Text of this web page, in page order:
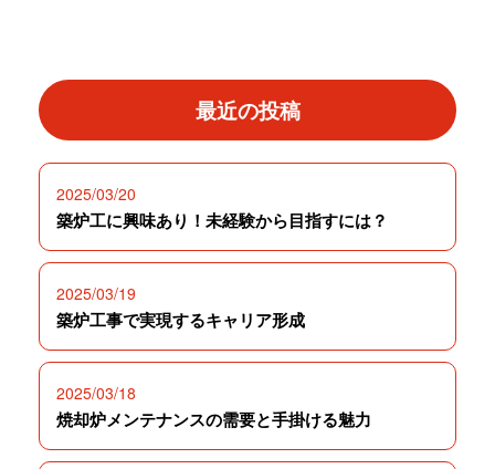
最近の投稿
2025/03/20
築炉工に興味あり！未経験から目指すには？
2025/03/19
築炉工事で実現するキャリア形成
2025/03/18
焼却炉メンテナンスの需要と手掛ける魅力